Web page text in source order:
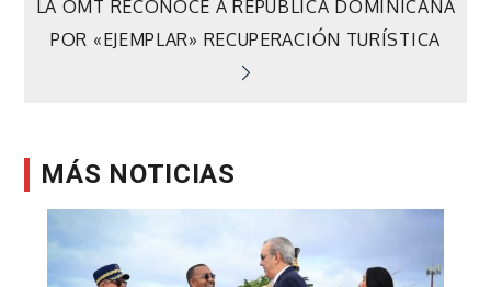
LA OMT RECONOCE A REPÚBLICA DOMINICANA
POR «EJEMPLAR» RECUPERACIÓN TURÍSTICA
MÁS NOTICIAS